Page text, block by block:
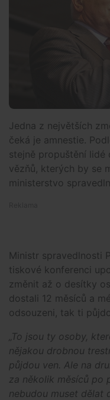
Jedna z největších
čeká je amnestie.
stejně propuštění lidé
vězňů, kterých by se
ministerstvo
Ministr spravedlnosti
tiskové konferenci
změnit až o desítky
dostali 12 měsíců a
odsouzeni, tak ti
„To jsou ty osoby,
nějakou drobnou
půjdou ven. Ale na
za několik měsíců po
nebudou muset dělat